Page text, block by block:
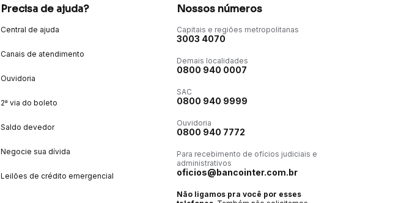
Precisa de ajuda?
Central de ajuda
Canais de atendimento
Ouvidoria
2ª via do boleto
Saldo devedor
Negocie sua dívida
Leilões de crédito emergencial
Nossos números
Capitais e regiões metropolitanas
3003 4070
Demais localidades
0800 940 0007
SAC
0800 940 9999
Ouvidoria
0800 940 7772
Para recebimento de ofícios judiciais e
administrativos
oficios@bancointer.com.br
Não ligamos pra você por esses